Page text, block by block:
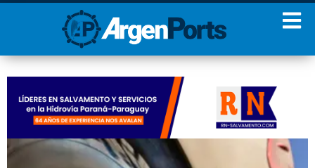
¡Sumate a nuestro
Newsletter!
Nombre Apellidos